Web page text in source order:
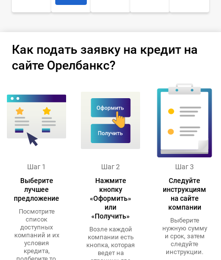
Как подать заявку на кредит на
сайте Орелбанкс?
Шаг 1
Выберите
лучшее
предложение
Посмотрите
список
доступных
компаний и их
условия
кредита,
Шаг 2
Нажмите
кнопку
«Оформить»
или
«Получить»
Возле каждой
компании есть
кнопка, которая
ведет на
Шаг 3
Следуйте
инструкциям
на сайте
компании
Выберите
нужную сумму
и срок, затем
следуйте
инструкции.